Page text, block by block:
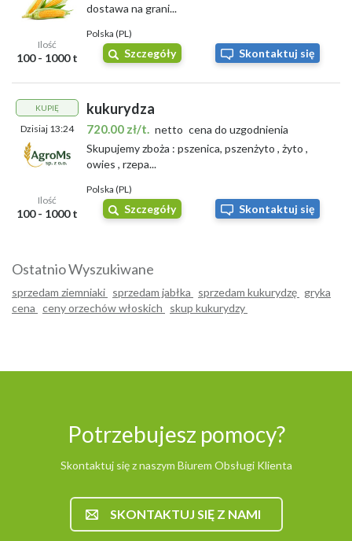
Ilość
100 - 1000 t
dostawa na grani...
Polska (PL)
Szczegóły Skontaktuj się
KUPIĘ
Dzisiaj 13:24
Ilość
100 - 1000 t
kukurydza
720.00 zł/t. netto cena do uzgodnienia
Skupujemy zboża : pszenica, pszenżyto , żyto ,
owies , rzepa...
Polska (PL)
Szczegóły Skontaktuj się
Ostatnio Wyszukiwane
sprzedam ziemniaki sprzedam jabłka sprzedam kukurydzę gryka
cena ceny orzechów włoskich skup kukurydzy
Potrzebujesz pomocy?
Skontaktuj się z naszym Biurem Obsługi Klienta
SKONTAKTUJ SIĘ Z NAMI